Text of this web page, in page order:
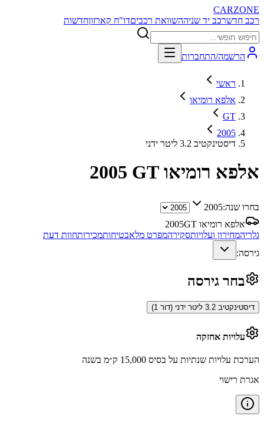
CARZONE
רכב חדשרכב יד שניההשוואת רכביםדו"ח קארזוןחדשות
הרשמה/התחברות
ראשי
אלפא רומיאו
GT
2005
דיסטינקטיב 3.2 ליטר ידני
אלפא רומיאו GT 2005
בחרו שנה:2005
אלפא רומיאו GT
2005
גלריהמחירון ועלויותסקירהמפרט מלאבטיחותמכירותחוות דעת
גירסה:
בחר גירסה
דיסטינקטיב 3.2 ליטר ידני (דור 1)
עלויות אחזקה
הערכת עלויות שנתיות על בסיס 15,000 ק״מ בשנה
אגרת רישוי